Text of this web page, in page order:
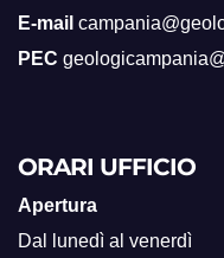
E-mail
PEC
ORARI UFFICIO
Apertura
Dal lunedì al venerdì